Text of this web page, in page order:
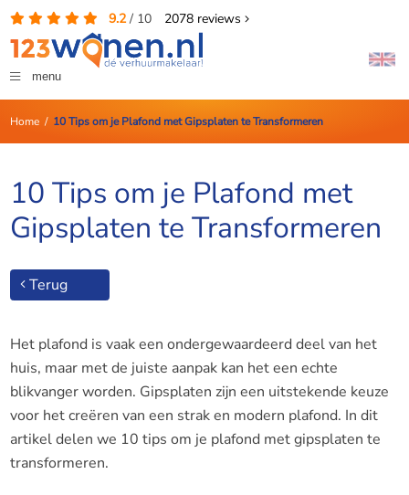
9.2/ 10 2078reviews
menu
Home/ 10 Tips om je Plafond met Gipsplaten te Transformeren
10 Tips om je Plafond met
Gipsplaten te Transformeren
Terug
Het plafond is vaak een ondergewaardeerd deel van het
huis, maar met de juiste aanpak kan het een echte
blikvanger worden. Gipsplaten zijn een uitstekende keuze
voor het creëren van een strak en modern plafond. In dit
artikel delen we 10 tips om je plafond met gipsplaten te
transformeren.